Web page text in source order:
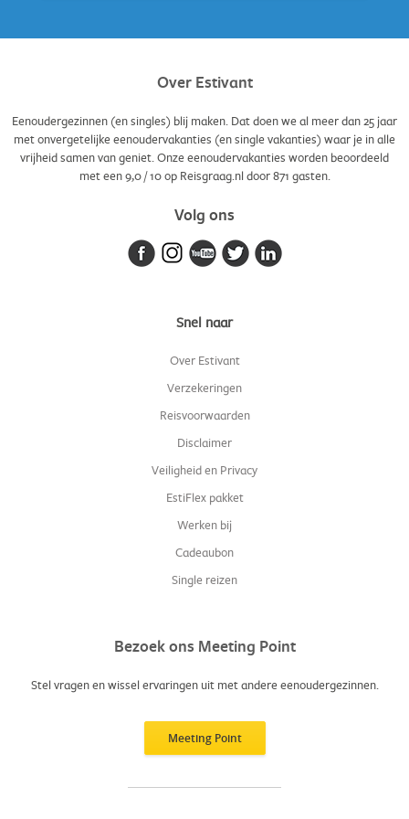
Over Estivant
Eenoudergezinnen (en singles) blij maken. Dat doen we al meer dan 25 jaar
met onvergetelijke eenoudervakanties (en single vakanties) waar je in alle
vrijheid samen van geniet. Onze eenoudervakanties worden beoordeeld
met een9,0/10op Reisgraag.nl door871 gasten.
Volg ons
Snel naar
Over Estivant
Verzekeringen
Reisvoorwaarden
Disclaimer
Veiligheid en Privacy
EstiFlex pakket
Werken bij
Cadeaubon
Single reizen
Bezoek ons Meeting Point
Stel vragen en wissel ervaringen uit met andere eenoudergezinnen.
Meeting Point